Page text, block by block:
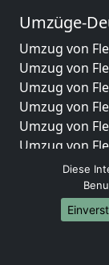
Umzüge-
Umzug von
Umzug von
Umzug von
Umzug von
Umzug von
Umzug von
Umzug von
Umzug von
Umzug von
Umzug von
Umzug von
Diese